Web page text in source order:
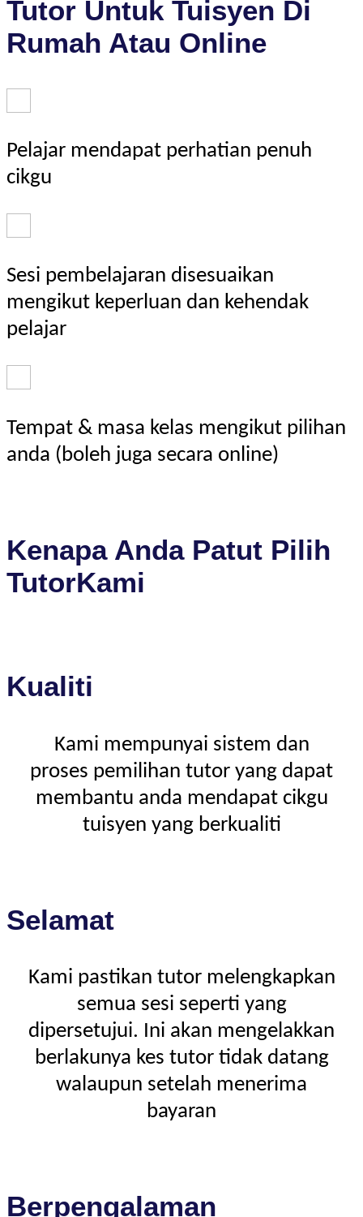
Tutor Untuk Tuisyen Di
Rumah Atau Online
Pelajar mendapat perhatian penuh
cikgu
Sesi pembelajaran disesuaikan
mengikut keperluan dan kehendak
pelajar
Tempat & masa kelas mengikut pilihan
anda (boleh juga secara online)
Kenapa Anda Patut Pilih
TutorKami
Kualiti
Kami mempunyai sistem dan
proses pemilihan tutor yang dapat
membantu anda mendapat cikgu
tuisyen yang berkualiti
Selamat
Kami pastikan tutor melengkapkan
semua sesi seperti yang
dipersetujui. Ini akan mengelakkan
berlakunya kes tutor tidak datang
walaupun setelah menerima
bayaran
Berpengalaman